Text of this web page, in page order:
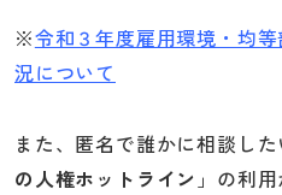
※令和３年度雇用環境・均
況について
また、匿名で誰かに相談し
の人権ホットライン 」の利